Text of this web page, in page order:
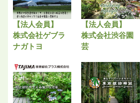
【法人会員】
株式会社ゲブラ
ナガトヨ
【法人会員】
株式会社渋谷園
芸